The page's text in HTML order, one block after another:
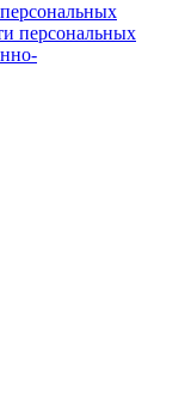
персональных